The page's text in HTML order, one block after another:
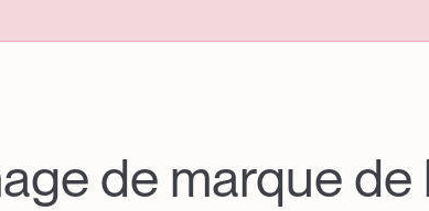
de marque de